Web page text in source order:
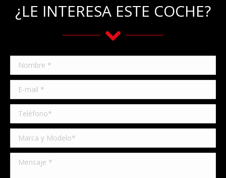
¿LE INTERESA ESTE COCHE?